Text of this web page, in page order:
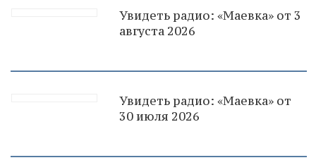
Увидеть радио: «Маевка» от 3
августа 2026
Увидеть радио: «Маевка» от
30 июля 2026